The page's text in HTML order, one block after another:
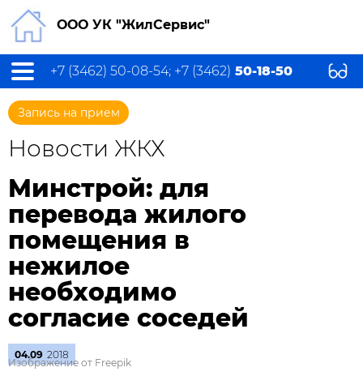
ООО УК "ЖилСервис"
+7 (3462) 50-08-54; +7 (3462) 50-18-50
Запись на прием
Новости ЖКХ
Минстрой: для
перевода жилого
помещения в
нежилое
необходимо
согласие соседей
04.09 2018
Изображение от Freepik